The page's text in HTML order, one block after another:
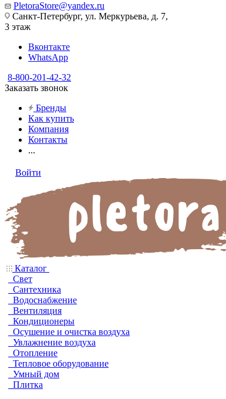
PletoraStore@yandex.ru
Санкт-Петербург, ул. Меркурьева, д. 7,
3 этаж
Вконтакте
WhatsApp
8-800-201-42-32
Заказать звонок
Бренды
Как купить
Компания
Контакты
...
Войти
Каталог
Свет
Сантехника
Водоснабжение
Вентиляция
Кондиционеры
Осушение и очистка воздуха
Увлажнение воздуха
Отопление
Тепловое оборудование
Умный дом
Плитка